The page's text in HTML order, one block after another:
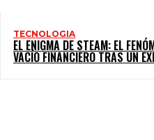
TECNOLOGIA
EL ENIGMA DE STEAM: EL
VACÍO FINANCIERO TRAS UN